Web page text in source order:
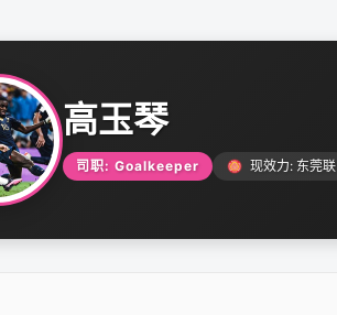
高玉琴
司职: Goalkeeper 现效力: 东莞联